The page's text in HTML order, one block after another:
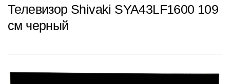
О НАС СЕРВИС БАРАХОЛКА
Телевизор Shivaki SYA43LF1600 109
см черный